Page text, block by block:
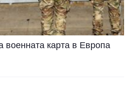
военната карта в Европа